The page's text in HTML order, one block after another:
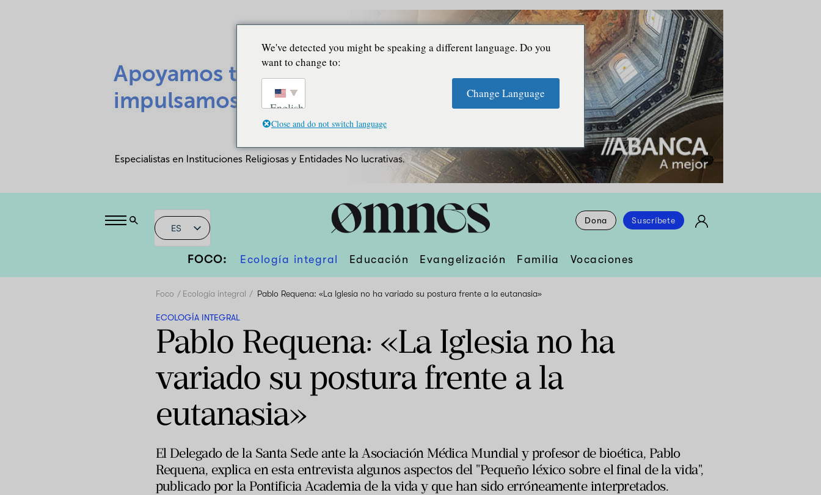
ES
Dona Suscríbete
FOCO: Ecología integral Educación Evangelización Familia Vocaciones
Foco Ecología integral Pablo Requena: «La Iglesia no ha variado su postura frente a la eutanasia»
ECOLOGÍA INTEGRAL
Pablo Requena: «La Iglesia no ha
variado su postura frente a la
eutanasia»
El Delegado de la Santa Sede ante la Asociación Médica Mundial y profesor de bioética, Pablo
Requena, explica en esta entrevista algunos aspectos del "Pequeño léxico sobre el final de la vida",
publicado por la Pontificia Academia de la vida y que han sido erróneamente interpretados.
We've detected you might be speaking a different language. Do you
want to change to:
English
Change Language
Close and do not switch language